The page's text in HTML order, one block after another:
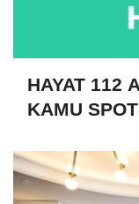
HAYAT 112
KAMU